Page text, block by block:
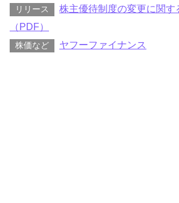
リリース
株主優待制度の変更に関す
（PDF）
株価など ヤフーファイナンス